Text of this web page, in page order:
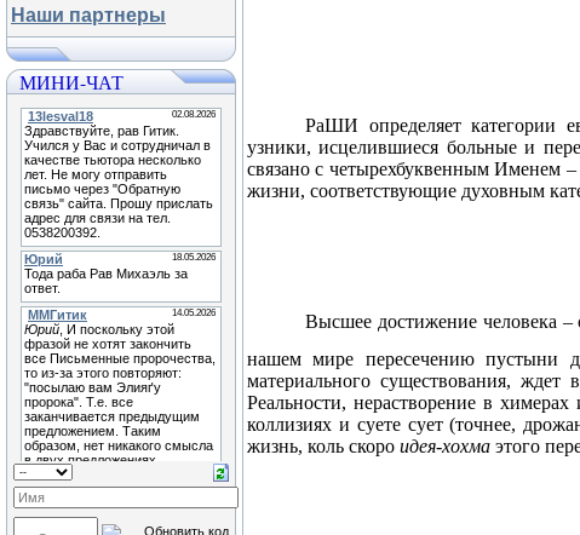
Наши партнеры
МИНИ-ЧАТ
РаШИ определяет категории
узники, исцелившиеся больные и
связано с четырехбуквенным Именем –
жизни, соответствующие духовным
Высшее достижение человека –
нашем мире пересечению пустыни
материального существования, ждет
Реальности, нерастворение в
коллизиях и суете сует (точнее,
жизнь, коль скоро идея-хохма этого